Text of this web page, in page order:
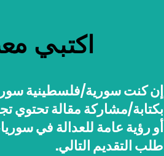
اكتبي
إن كنت سورية/فلسطينية
بكتابة/مشاركة مقالة تحتوي
أو رؤية عامة للعدالة في
طلب التقديم التالي.